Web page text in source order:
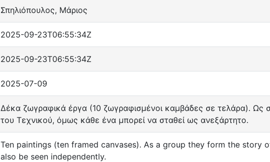
Σπηλιόπουλος, Μάριος
2025-09-23T06:55:34Z
2025-09-23T06:55:34Z
2025-07-09
Δέκα ζωγραφικά έργα (10 ζωγραφισμένοι καμβάδες σε τελάρα). Ως
του Τεχνικού, όμως κάθε ένα μπορεί να σταθεί ως ανεξάρτητο.
Ten paintings (ten framed canvases). As a group they form the story
also be seen independently.